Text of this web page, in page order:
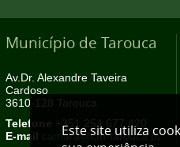
Município de Tarouca
Av.Dr. Alexandre Taveira
Cardoso
3610-128 Tarouca
Telefone +351 254 677 420
E-mail
camara@cm-tarouca.pt
Este site utiliza